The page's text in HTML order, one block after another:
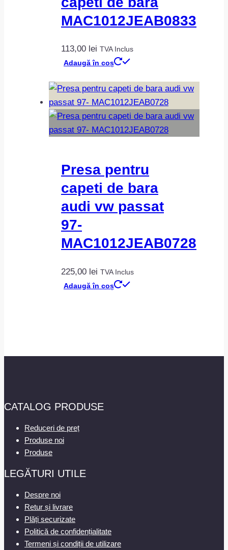
MAC1012JEAB0833
113,00 lei TVA Inclus
Adaugă în coș
Presa pentru
capeti de bara
audi vw passat
97-
MAC1012JEAB0728
225,00 lei TVA Inclus
Adaugă în coș
CATALOG PRODUSE
Reduceri de preț
Produse noi
Produse
LEGĂTURI UTILE
Despre noi
Retur și livrare
Plăți securizate
Politică de confidențialitate
Termeni și condiții de utilizare